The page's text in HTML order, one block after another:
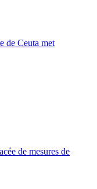
de Ceuta met
de mesures de